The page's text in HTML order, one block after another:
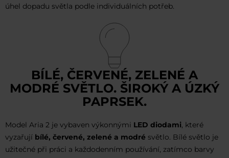
úhel dopadu světla podle individuálních potřeb.
BÍLÉ, ČERVENÉ, ZELENÉ A
MODRÉ SVĚTLO. ŠIROKÝ A ÚZKÝ
PAPRSEK.
Model Aria 2 je vybaven výkonnými LED diodami, které
vyzařují bílé, červené, zelené a modré světlo. Bílé světlo je
užitečné při práci a každodenním používání, zatímco barvy